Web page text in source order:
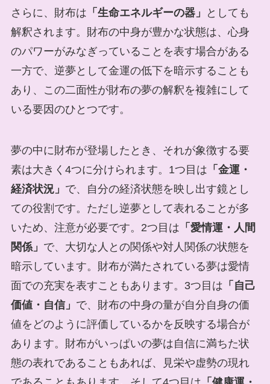
さらに、財布は 「生命エネルギーの器」
としても
解釈されます。財布の中身が豊かな状態は、心身
のパワーがみなぎっていることを表す場合がある
一方で、逆夢として金運の低下を暗示することも
あり、この二面性が財布の夢の解釈を複雑にして
いる要因のひとつです。
夢の中に財布が登場したとき、それが象徴する要
素は大きく4つに分けられます。1つ目は 「金運・
経済状況」 で、自分の経済状態を映し出す鏡とし
ての役割です。ただし逆夢として表れることが多
いため、注意が必要です。2つ目は 「愛情運・人間
関係」 で、大切な人との関係や対人関係の状態を
暗示しています。財布が満たされている夢は愛情
面での充実を表すこともあります。3つ目は 「自己
価値・自信」 で、財布の中身の量が自分自身の価
値をどのように評価しているかを反映する場合が
あります。財布がいっぱいの夢は自信に満ちた状
態の表れであることもあれば、見栄や虚勢の現れ